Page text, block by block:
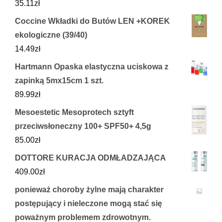
35.11zł
Coccine Wkładki do Butów LEN +KOREK
ekologiczne (39/40)
14.49zł
Hartmann Opaska elastyczna uciskowa z
zapinką 5mx15cm 1 szt.
89.99zł
Mesoestetic Mesoprotech sztyft
przeciwsłoneczny 100+ SPF50+ 4,5g
85.00zł
DOTTORE KURACJA ODMŁADZAJĄCA
409.00zł
ponieważ choroby żylne mają charakter
postępujący i nieleczone mogą stać się
poważnym problemem zdrowotnym.